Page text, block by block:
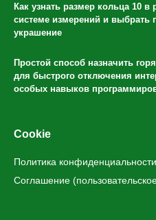
Как узнать размер кольца 10 в
системе измерений и выбрать
украшение
Простой способ назначить
для быстрого отключения
особых навыков
Cookie
Политика конфиденциальности
Соглашение